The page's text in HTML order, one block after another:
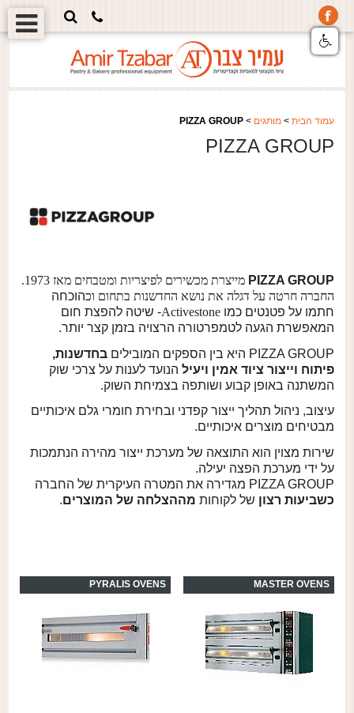
עמוד הבית> מותגים >
PIZZA GROUP
PIZZA GROUP
PIZZA GROUP
מייצרת מכשירים לפיצריות ומטבחים מאז 1973.
החברה חרטה על דגלה את נושא החדשנות בתחום וכהוכחה
חתמו על פטנטים כמו Activestone- שיטה להפצת חום
המאפשרת הגעה לטמפרטורה הרצויה בזמן קצר יותר.
PIZZA GROUP היא בין הספקים המובילים בחדשנות,
פיתוח וייצור ציוד אמין ויעילהנועד לענות על צרכי שוק
המשתנה באופן קבוע ושותפה בצמיחת השוק.
עיצוב, ניהול תהליך ייצור קפדני ובחירת חומרי גלם איכותיים
מבטיחים מוצרים איכותיים.
שירות מצוין הוא התוצאה של מערכת ייצור מהירה הנתמכות
על ידי מערכת הפצה יעילה.
PIZZA GROUP מגדירה את המטרה העיקרית של החברה
כשביעות רצון של לקוחות מההצלחה של המוצרים.
MASTER OVENS
PYRALIS OVENS